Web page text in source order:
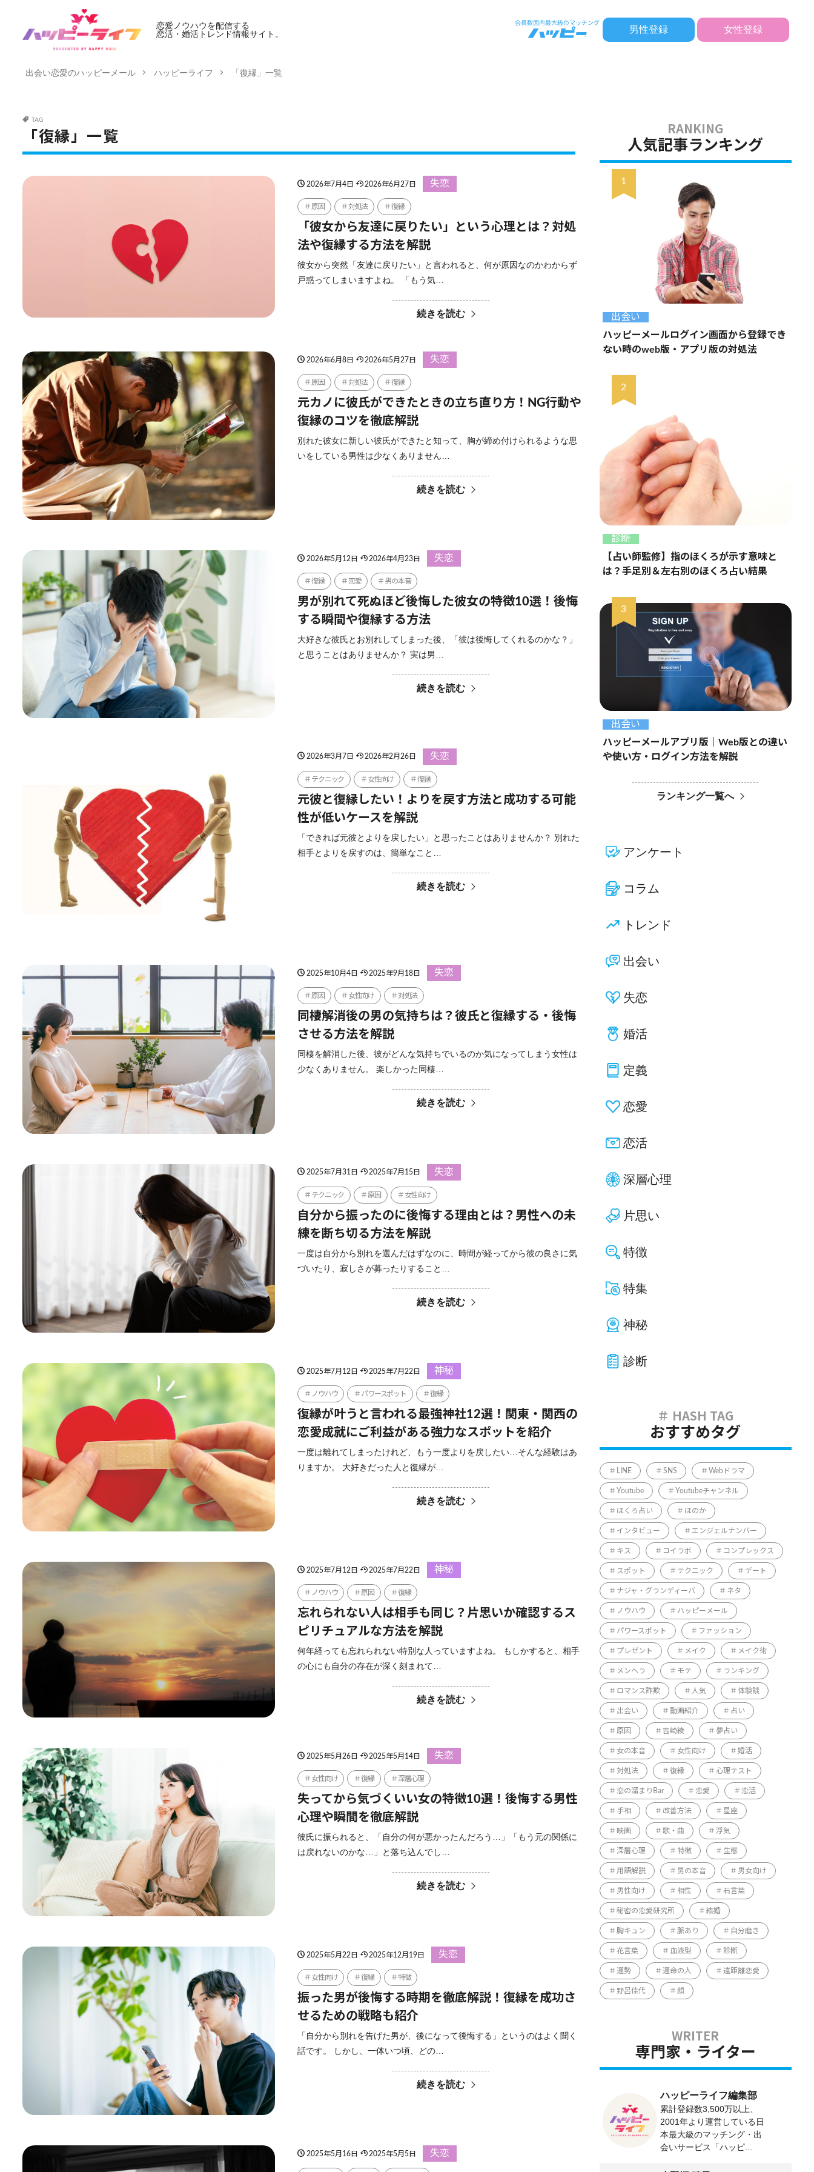
恋愛ノウハウを配信する
恋活・婚活トレンド情報サイト。
男性登録 女性登録
出会い恋愛のハッピーメール ハッピーライフ 「復縁」一覧
TAG
「復縁」一覧
2026年7月4日 2026年6月27日 失恋
原因 対処法 復縁
「彼女から友達に戻りたい」という心理とは？対処
法や復縁する方法を解説
彼女から突然「友達に戻りたい」と言われると、何が原因なのかわからず
戸惑ってしまいますよね。 「もう気…
続きを読む
2026年6月8日 2026年5月27日 失恋
原因 対処法 復縁
元カノに彼氏ができたときの立ち直り方！NG行動や
復縁のコツを徹底解説
別れた彼女に新しい彼氏ができたと知って、胸が締め付けられるような思
いをしている男性は少なくありません…
続きを読む
2026年5月12日 2026年4月23日 失恋
復縁 恋愛 男の本音
男が別れて死ぬほど後悔した彼女の特徴10選！後悔
する瞬間や復縁する方法
大好きな彼氏とお別れしてしまった後、「彼は後悔してくれるのかな？」
と思うことはありませんか？ 実は男…
続きを読む
2026年3月7日 2026年2月26日 失恋
テクニック 女性向け 復縁
元彼と復縁したい！よりを戻す方法と成功する可能
性が低いケースを解説
「できれば元彼とよりを戻したい」と思ったことはありませんか？ 別れた
相手とよりを戻すのは、簡単なこと…
続きを読む
2025年10月4日 2025年9月18日 失恋
原因 女性向け 対処法
同棲解消後の男の気持ちは？彼氏と復縁する・後悔
させる方法を解説
同棲を解消した後、彼がどんな気持ちでいるのか気になってしまう女性は
少なくありません。 楽しかった同棲…
続きを読む
2025年7月31日 2025年7月15日 失恋
テクニック 原因 女性向け
自分から振ったのに後悔する理由とは？男性への未
練を断ち切る方法を解説
一度は自分から別れを選んだはずなのに、時間が経ってから彼の良さに気
づいたり、寂しさが募ったりすること…
続きを読む
2025年7月12日 2025年7月22日 神秘
ノウハウ パワースポット 復縁
復縁が叶うと言われる最強神社12選！関東・関西の
恋愛成就にご利益がある強力なスポットを紹介
一度は離れてしまったけれど、もう一度よりを戻したい…そんな経験はあ
りますか。 大好きだった人と復縁が…
続きを読む
2025年7月12日 2025年7月22日 神秘
ノウハウ 原因 復縁
忘れられない人は相手も同じ？片思いか確認するス
ピリチュアルな方法を解説
何年経っても忘れられない特別な人っていますよね。 もしかすると、相手
の心にも自分の存在が深く刻まれて…
続きを読む
2025年5月26日 2025年5月14日 失恋
女性向け 復縁 深層心理
失ってから気づくいい女の特徴10選！後悔する男性
心理や瞬間を徹底解説
彼氏に振られると、「自分の何が悪かったんだろう…」「もう元の関係に
は戻れないのかな…」と落ち込んでし…
続きを読む
2025年5月22日 2025年12月19日 失恋
女性向け 復縁 特徴
振った男が後悔する時期を徹底解説！復縁を成功さ
せるための戦略も紹介
「自分から別れを告げた男が、後になって後悔する」というのはよく聞く
話です。 しかし、一体いつ頃、どの…
続きを読む
2025年5月16日 2025年5月5日 失恋
人気記事ランキング
出会い
ハッピーメールログイン画面から登録でき
ない時のweb版・アプリ版の対処法
診断
【占い師監修】指のほくろが示す意味と
は？手足別＆左右別のほくろ占い結果
出会い
ハッピーメールアプリ版｜Web版との違い
や使い方・ログイン方法を解説
ランキング一覧へ
アンケート
コラム
トレンド
出会い
失恋
婚活
定義
恋愛
恋活
深層心理
片思い
特徴
特集
神秘
診断
おすすめタグ
LINE SNS Webドラマ
Youtube Youtubeチャンネル
ほくろ占い ほのか
インタビュー エンジェルナンバー
キス コイラボ コンプレックス
スポット テクニック デート
ナジャ・グランディーバ ネタ
ノウハウ ハッピーメール
パワースポット ファッション
プレゼント メイク メイク術
メンヘラ モテ ランキング
ロマンス詐欺 人気 体験談
出会い 動画紹介 占い
原因 吉崎綾 夢占い
女の本音 女性向け 婚活
対処法 復縁 心理テスト
恋の溜まりBar 恋愛 恋活
手相 改善方法 星座
映画 歌・曲 浮気
深層心理 特徴 生態
用語解説 男の本音 男女向け
男性向け 相性 石言葉
秘密の恋愛研究所 結婚
胸キュン 脈あり 自分磨き
花言葉 血液型 診断
運勢 運命の人 遠距離恋愛
野呂佳代 顔
専門家・ライター
ハッピーライフ編集部
累計登録数3,500万以上、
2001年より運営している日
本最大級のマッチング・出
会いサービス「ハッピ...